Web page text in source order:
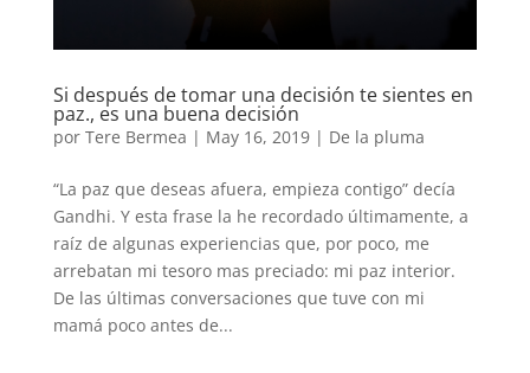
Si después de tomar una decisión te sientes en
paz., es una buena decisión
por Tere Bermea | May 16, 2019| De la pluma
“La paz que deseas afuera, empieza contigo” decía
Gandhi. Y esta frase la he recordado últimamente, a
raíz de algunas experiencias que, por poco, me
arrebatan mi tesoro mas preciado: mi paz interior.
De las últimas conversaciones que tuve con mi
mamá poco antes de...